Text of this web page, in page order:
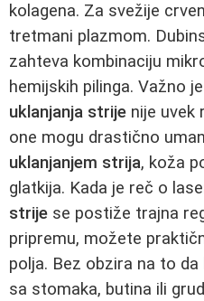
kolagena. Za svežije
tretmani plazmom.
zahteva kombinaciju
hemijskih pilinga. Važno
uklanjanja strije nije uvek
one mogu drastično
uklanjanjem strija, koža
glatkija. Kada je reč o
strije se postiže trajna
pripremu, možete
polja. Bez obzira na to da
sa stomaka, butina ili